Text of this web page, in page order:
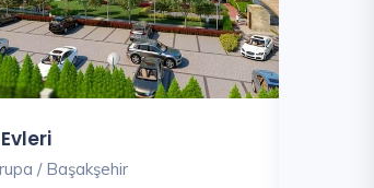
/ Başakşehir